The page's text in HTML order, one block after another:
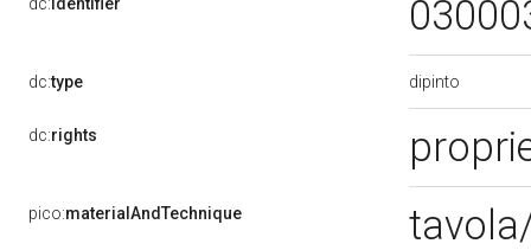
dc:type dipinto
dc:rights
pico:materialAndTechnique